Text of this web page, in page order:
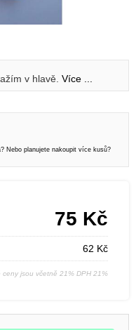
v hlavě. Více ...
Nebo planujete nakoupit více kusů?
75 Kč
62 Kč
ceny jsou včetně 21% DPH 21%